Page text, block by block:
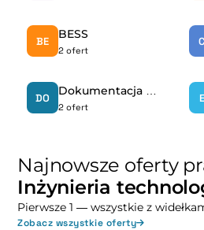
BE
BESS
2 ofert
DO
2 ofert
Najnowsze oferty
Inżynieria
Pierwsze 1 — wszystkie z
Zobacz wszystkie oferty